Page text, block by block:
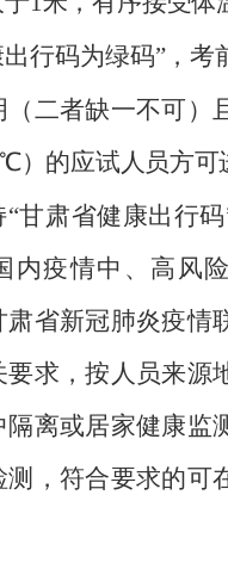
行码为绿码”，考
二者缺一不可）
℃）的应试人员方可
“甘肃省健康出行
内疫情中、高风
肃省新冠肺炎疫情
求，按人员来源
隔离或居家健康监
，符合要求的可